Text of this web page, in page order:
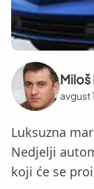
avgust
Luksuzna
Nedjelji
koji će se